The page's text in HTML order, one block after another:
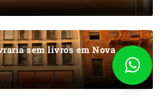
sem livros em Nova